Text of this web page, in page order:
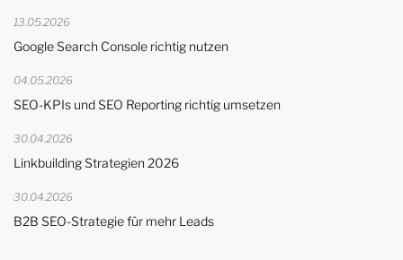
13.05.2026
Google Search Console richtig nutzen
04.05.2026
SEO-KPIs und SEO Reporting richtig umsetzen
30.04.2026
Linkbuilding Strategien 2026
30.04.2026
B2B SEO-Strategie für mehr Leads